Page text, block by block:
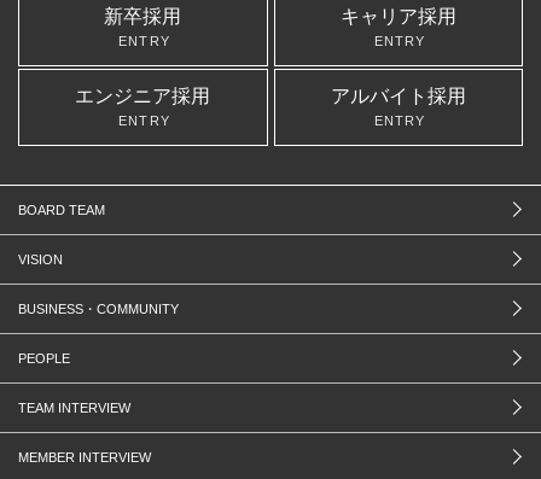
新卒採用
ENTRY
キャリア採用
ENTRY
エンジニア採用
ENTRY
アルバイト採用
ENTRY
BOARD TEAM
VISION
BUSINESS・COMMUNITY
PEOPLE
TEAM INTERVIEW
MEMBER INTERVIEW